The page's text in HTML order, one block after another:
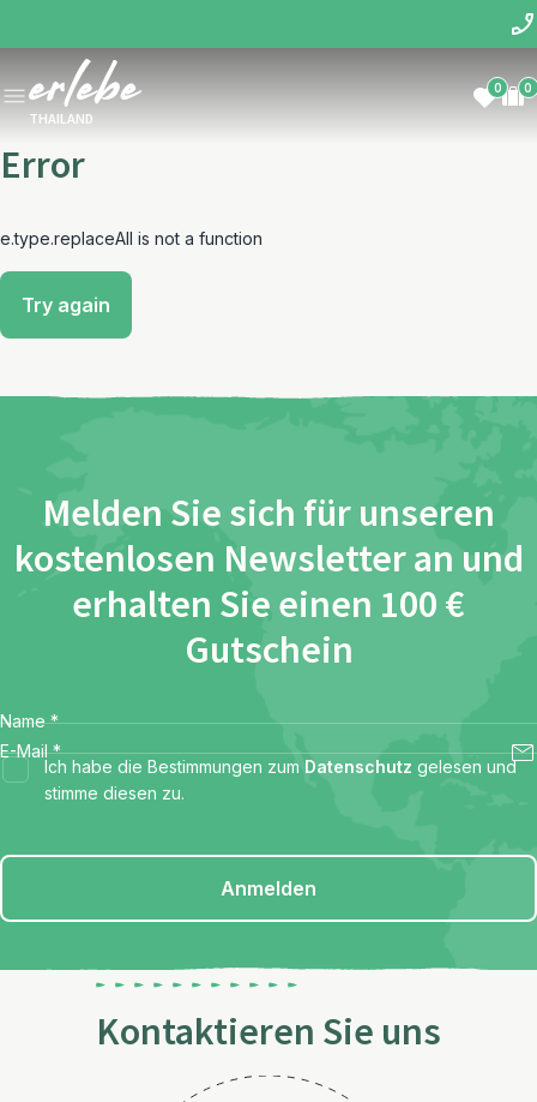
THAILAND
0 0
Error
e.type.replaceAll is not a function
Try again
Melden Sie sich für unseren
kostenlosen Newsletter an und
erhalten Sie einen 100 €
Gutschein
Name *
E-Mail *
Ich habe die Bestimmungen zum Datenschutz gelesen und
stimme diesen zu.
Anmelden
Kontaktieren Sie uns